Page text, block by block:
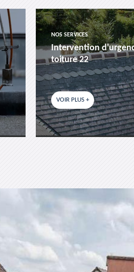
NOS SERVICES
Intervention
toiture 22
VOIR PLUS +